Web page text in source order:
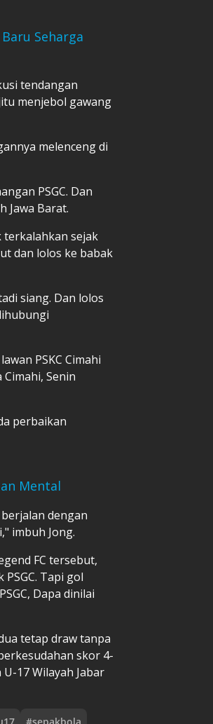
Seharga
tendangan
menjebol gawang
melenceng di
PSGC. Dan
Jawa Barat.
terkalahkan sejak
dan lolos ke babak
siang. Dan lolos
PSKC Cimahi
Senin
perbaikan
Mental
dengan
imbuh Jong.
FC tersebut,
Tapi gol
Dapa dinilai
tetap draw tanpa
skor 4-
17 Wilayah Jabar
#sepakbola